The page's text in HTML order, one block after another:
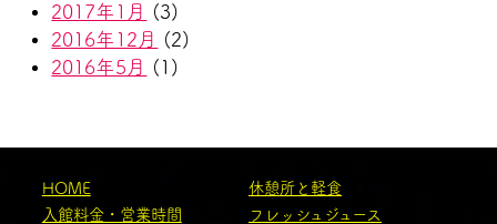
2017年1月
(3)
2016年12月
(2)
2016年5月
(1)
HOME
入館料金・営業時間
休憩所と軽食
フレッシュジュース